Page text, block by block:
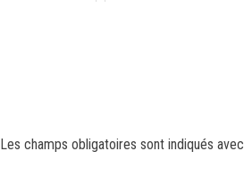
Les champs obligatoires sont indiqués avec